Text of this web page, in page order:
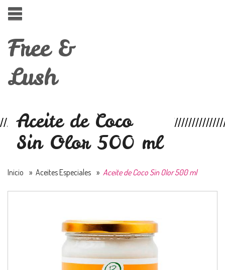
Free &
Lush
Aceite de Coco
Sin Olor 500 ml
Inicio » Aceites Especiales » Aceite de Coco Sin Olor 500 ml